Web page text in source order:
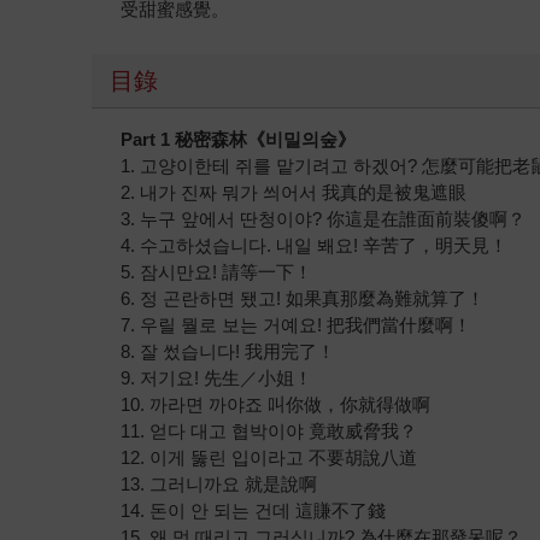
受甜蜜感覺。
目錄
Part 1秘密森林《비밀의 숲》
1. 고양이한테 쥐를 맡기려고 하겠어? 怎麼可能把老
2. 내가 진짜 뭐가 씌어서 我真的是被鬼遮眼
3. 누구 앞에서 딴청이야? 你這是在誰面前裝傻啊？
4. 수고하셨습니다. 내일 봬요! 辛苦了，明天見！
5. 잠시만요! 請等一下！
6. 정 곤란하면 됐고! 如果真那麼為難就算了！
7. 우릴 뭘로 보는 거예요! 把我們當什麼啊！
8. 잘 썼습니다! 我用完了！
9. 저기요! 先生／小姐！
10. 까라면 까야죠 叫你做，你就得做啊
11. 얻다 대고 협박이야 竟敢威脅我？
12. 이게 뚫린 입이라고 不要胡說八道
13. 그러니까요 就是說啊
14. 돈이 안 되는 건데 這賺不了錢